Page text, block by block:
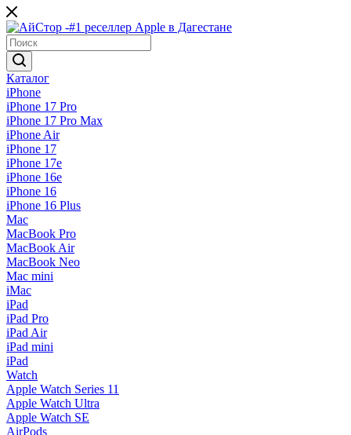
Каталог
iPhone
iPhone 17 Pro
iPhone 17 Pro Max
iPhone Air
iPhone 17
iPhone 17e
iPhone 16e
iPhone 16
iPhone 16 Plus
Mac
MacBook Pro
MacBook Air
MacBook Neo
Mac mini
iMac
iPad
iPad Pro
iPad Air
iPad mini
iPad
Watch
Apple Watch Series 11
Apple Watch Ultra
Apple Watch SE
AirPods